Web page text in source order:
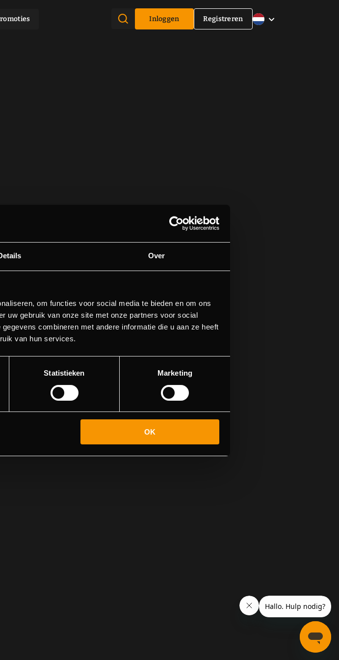
Over
om functies voor social media te bieden en om ons
uw gebruik van onze site met onze partners voor social
combineren met andere informatie die u aan ze heeft
van hun services.
Statistieken Marketing
OK
Inloggen Registreren
gevonden
je naartoe wilde niet vinden.
hoofdpagina